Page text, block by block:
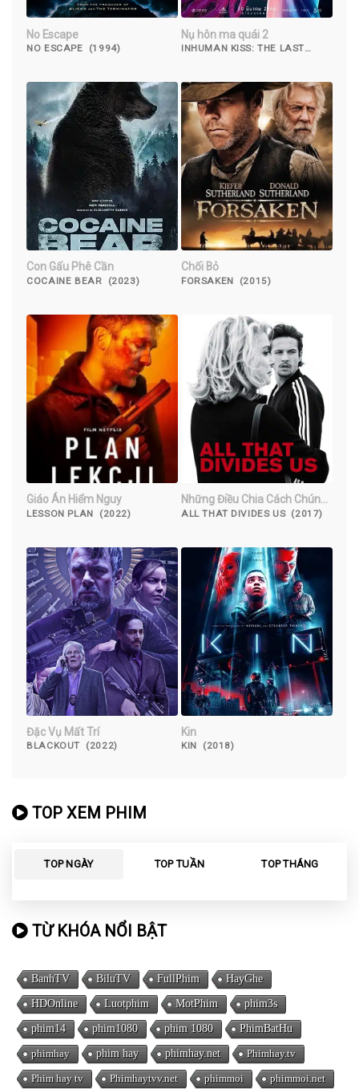
No Escape
NO ESCAPE (1994)
Nụ hôn ma quái 2
INHUMAN KISS: THE LAST
Con Gấu Phê Cần
COCAINE BEAR (2023)
Chối Bỏ
FORSAKEN (2015)
Giáo Án Hiểm Nguy
LESSON PLAN (2022)
Những Điều Chia Cách Chúng
Ta
ALL THAT DIVIDES US (2017)
Đặc Vụ Mất Trí
BLACKOUT (2022)
Kin
KIN (2018)
TOP XEM PHIM
TOP NGÀY TOP TUẦN TOP THÁNG
TỪ KHÓA NỔI BẬT
BanhTV BiluTV FullPhim HayGhe
HDOnline Luotphim MotPhim phim3s
phim14 phim1080 phim 1080 PhimBatHu
phimhay phim hay phimhay.net Phimhay.tv
Phim hay tv Phimhaytvv.net phimmoi phimmoi.net